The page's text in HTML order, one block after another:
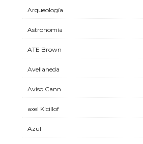
Arqueología
Astronomía
ATE Brown
Avellaneda
Aviso Cann
axel Kicillof
Azul